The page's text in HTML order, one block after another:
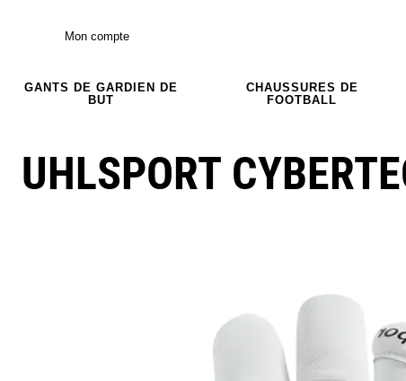
Mon compte
GANTS DE GARDIEN DE
BUT
CHAUSSURES DE
FOOTBALL
UHLSPORT